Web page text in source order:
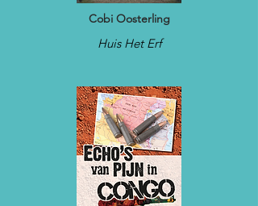
Cobi Oosterling
Huis Het Erf